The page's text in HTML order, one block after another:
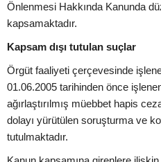
Önlenmesi Hakkında Kanunda
kapsamaktadır.
Kapsam dışı tutulan suçlar
Örgüt faaliyeti çerçevesinde
01.06.2005 tarihinden önce
ağırlaştırılmış müebbet hapis
dolayı yürütülen soruşturma ve
tutulmaktadır.